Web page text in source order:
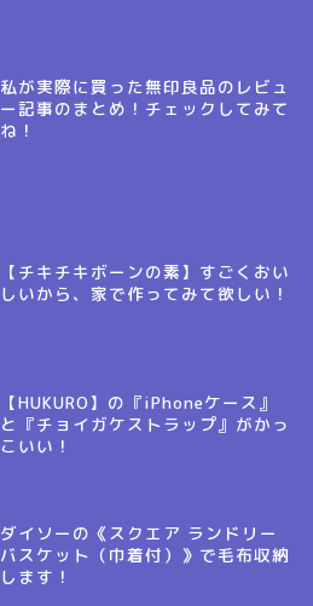
私が実際に買った無印良品のレビュ
ー記事のまとめ！チェックしてみて
ね！
【チキチキボーンの素】すごくおい
しいから、家で作ってみて欲しい！
【HUKURO】の『iPhoneケース』
と『チョイガケストラップ』がかっ
こいい！
ダイソーの《スクエア ランドリー
バスケット（巾着付）》で毛布収納
します！